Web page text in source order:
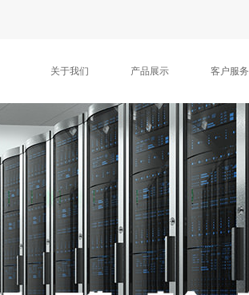
关于我们 产品展示 客户服务